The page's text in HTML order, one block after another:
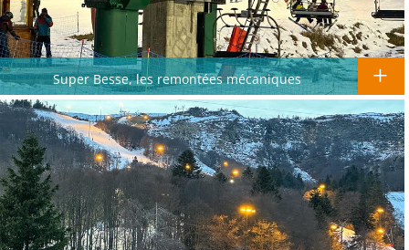
Super Besse, les remontées mécaniques